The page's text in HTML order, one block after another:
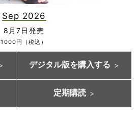
Sep 2026
8月7日発売
1000円（税込）
デジタル版を購入する
定期購読